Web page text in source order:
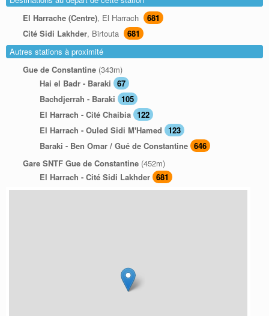
El Harrache (Centre), El Harrach
681
Cité Sidi Lakhder, Birtouta
681
Autres stations à proximité
Gue de Constantine (343m)
Hai el Badr - Baraki 67
Bachdjerrah - Baraki 105
El Harrach - Cité Chaibia 122
El Harrach - Ouled Sidi M'Hamed 123
Baraki - Ben Omar / Gué de Constantine 646
Gare SNTF Gue de Constantine (452m)
El Harrach - Cité Sidi Lakhder 681